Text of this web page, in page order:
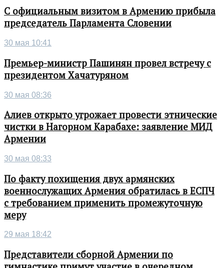
С официальным визитом в Армению прибыла
председатель Парламента Словении
30 мая 10:41
Премьер-министр Пашинян провел встречу с
президентом Хачатуряном
30 мая 08:36
Алиев открыто угрожает провести этнические
чистки в Нагорном Карабахе: заявление МИД
Армении
30 мая 08:33
По факту похищения двух армянских
военнослужащих Армения обратилась в ЕСПЧ
с требованием применить промежуточную
меру
29 мая 18:42
Представители сборной Армении по